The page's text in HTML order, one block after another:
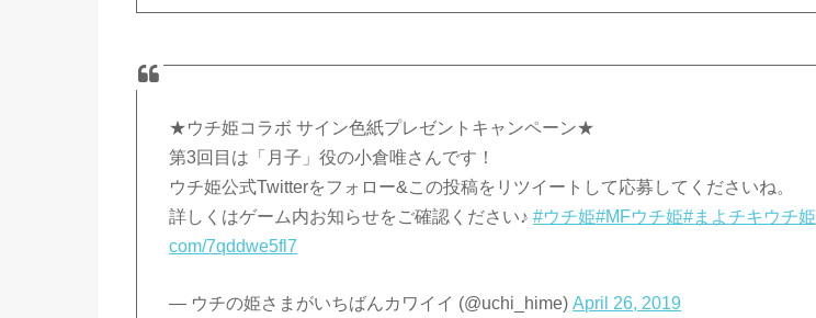
★ウチ姫コラボ サイン色紙プレゼントキャンペーン★
第3回目は「月子」役の小倉唯さんです！
ウチ姫公式Twitterをフォロー&この投稿をリツイートして応募してくださいね。
詳しくはゲーム内お知らせをご確認ください♪#ウチ姫#MFウチ姫#まよチキウチ姫
com/7qddwe5fl7
— ウチの姫さまがいちばんカワイイ (@uchi_hime)April 26, 2019